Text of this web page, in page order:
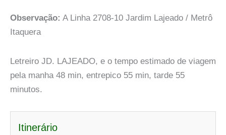
Observação: A Linha 2708-10 Jardim Lajeado / Metrô
Itaquera
Letreiro JD. LAJEADO, e o tempo estimado de viagem
pela manha 48 min, entrepico 55 min, tarde 55
minutos.
Itinerário